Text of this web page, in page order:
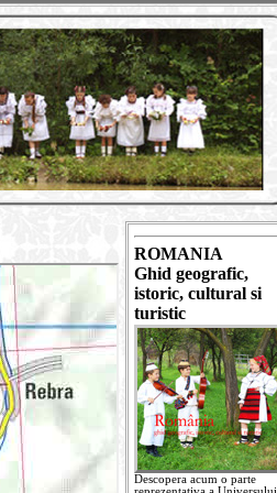
ROMANIA
Ghid geografic,
istoric, cultural si
turistic
Descopera acum o parte